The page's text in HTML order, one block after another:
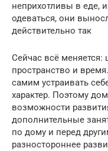
неприхотливы в еде,
одеваться, они
действительно так
Сейчас всё
пространство и
самим устраивать
характер. Поэтому
возможности
дополнительные
по дому и перед
разностороннее